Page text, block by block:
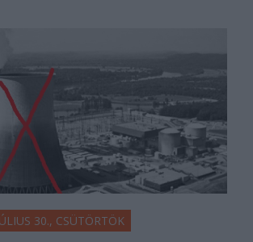
30., CSÜTÖRTÖK